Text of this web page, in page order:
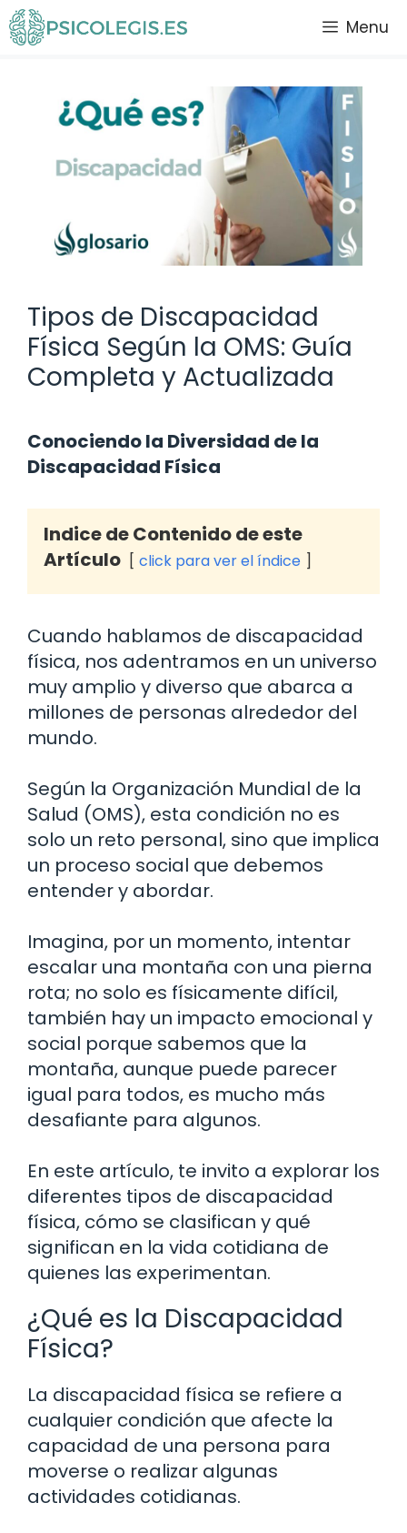
Saltar
al
Menu
Tipos de Discapacidad
Física Según la OMS: Guía
Completa y Actualizada
Conociendo la Diversidad de la
Discapacidad Física
Indice de Contenido de este
Artículo
click para ver el índice
Cuando hablamos de discapacidad
física, nos adentramos en un universo
muy amplio y diverso que abarca a
millones de personas alrededor del
mundo.
Según la Organización Mundial de la
Salud (OMS), esta condición no es
solo un reto personal, sino que implica
un proceso social que debemos
entender y abordar.
Imagina, por un momento, intentar
escalar una montaña con una pierna
rota; no solo es físicamente difícil,
también hay un impacto emocional y
social porque sabemos que la
montaña, aunque puede parecer
igual para todos, es mucho más
desafiante para algunos.
En este artículo, te invito a explorar los
diferentes tipos de discapacidad
física, cómo se clasifican y qué
significan en la vida cotidiana de
quienes las experimentan.
¿Qué es la Discapacidad
Física?
La discapacidad física se refiere a
cualquier condición que afecte la
capacidad de una persona para
moverse o realizar algunas
actividades cotidianas.